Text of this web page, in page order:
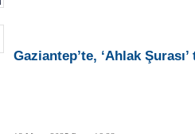
Gaziantep’te, ‘Ahlak